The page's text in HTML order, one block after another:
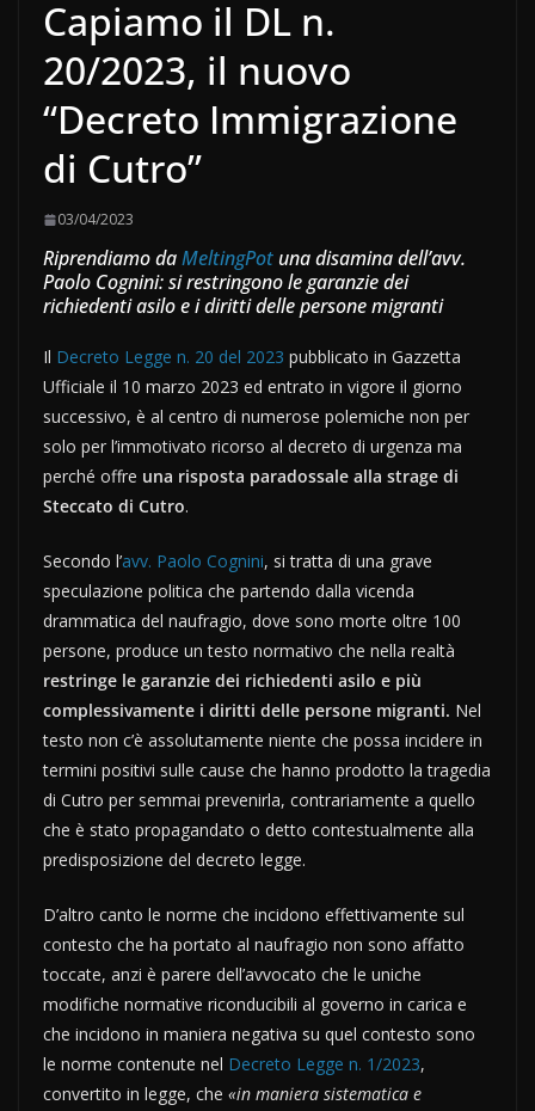
Capiamo il DL n.
20/2023, il nuovo
“Decreto Immigrazione
di Cutro”
03/04/2023
Riprendiamo daMeltingPot una disamina dell’avv.
Paolo Cognini: si restringono le garanzie dei
richiedenti asilo e i diritti delle persone migranti
Il Decreto Legge n. 20 del 2023 pubblicato in Gazzetta
Ufficiale il 10 marzo 2023 ed entrato in vigore il giorno
successivo, è al centro di numerose polemiche non per
solo per l’immotivato ricorso al decreto di urgenza ma
perché offre una risposta paradossale alla strage di
Steccato di Cutro.
Secondo l’avv. Paolo Cognini, si tratta di una grave
speculazione politica che partendo dalla vicenda
drammatica del naufragio, dove sono morte oltre 100
persone, produce un testo normativo che nella realtà
restringe le garanzie dei richiedenti asilo e più
complessivamente i diritti delle persone migranti. Nel
testo non c’è assolutamente niente che possa incidere in
termini positivi sulle cause che hanno prodotto la tragedia
di Cutro per semmai prevenirla, contrariamente a quello
che è stato propagandato o detto contestualmente alla
predisposizione del decreto legge.
D’altro canto le norme che incidono effettivamente sul
contesto che ha portato al naufragio non sono affatto
toccate, anzi è parere dell’avvocato che le uniche
modifiche normative riconducibili al governo in carica e
che incidono in maniera negativa su quel contesto sono
le norme contenute nel Decreto Legge n. 1/2023,
convertito in legge, che «in maniera sistematica e